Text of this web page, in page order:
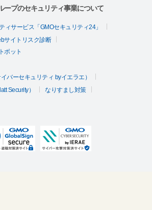
ープのセキュリティ事業について
ィサービス「GMOセキュリティ24」
サイトリスク診断
ボット
バーセキュリティ byイエラエ）
Security）
なりすまし対策